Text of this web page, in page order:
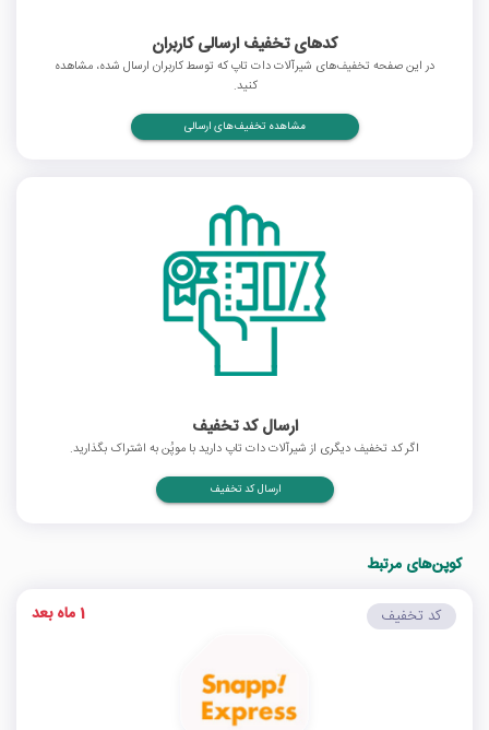
کدهای تخفیف ارسالی کاربران
در این صفحه تخفیف‌های شیرآلات دات تاپ که توسط کاربران ارسال شده، مشاهده
کنید.
مشاهده تخفیف‌های ارسالی
ارسال کد تخفیف
اگر کد تخفیف دیگری از شیرآلات دات تاپ دارید با موپُن به اشتراک بگذارید.
ارسال کد تخفیف
کوپن‌های مرتبط
کد تخفیف 1 ماه بعد